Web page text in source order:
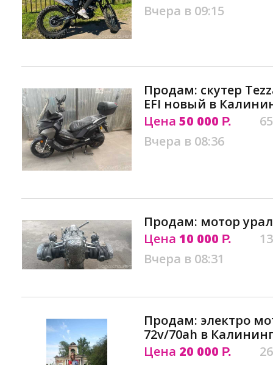
Вчера в 09:15
Продам: скутер
EFI новый в
Цена 50 000 Р.
Вчера в 08:36
Продам: мотор
Цена 10 000 Р.
Вчера в 08:31
Продам: электро
72v/70ah в
Цена 20 000 Р.